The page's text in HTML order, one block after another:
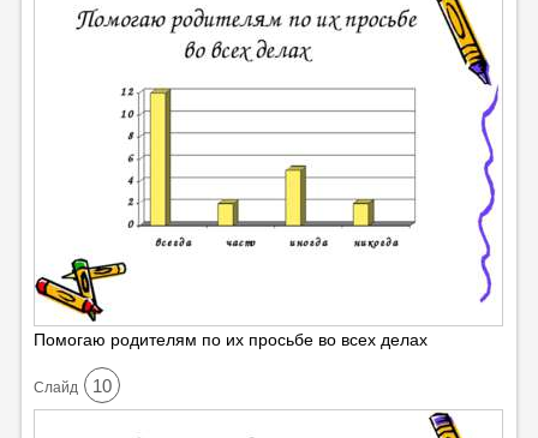
Помогаю родителям по их просьбе во всех делах
Cлайд 10